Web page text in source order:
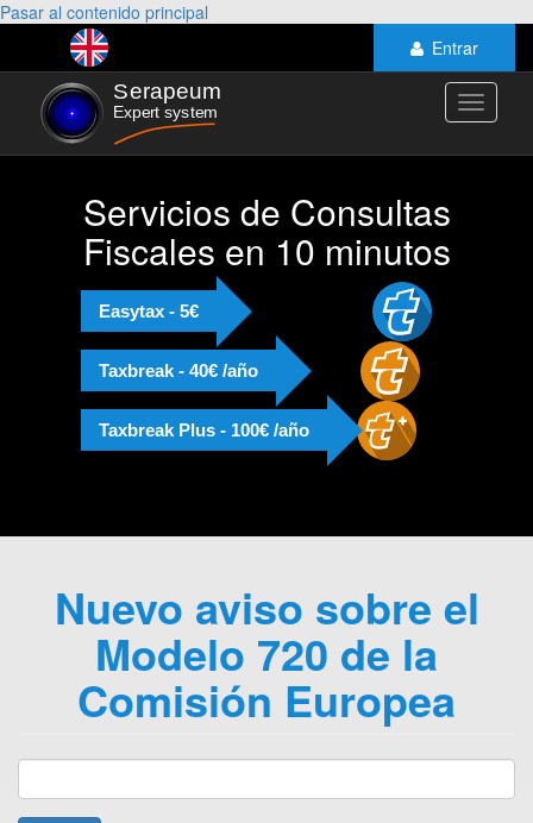
Pasar al contenido principal
Entrar
Toggle
Servicios de Consultas
Fiscales en 10 minutos
Easytax - 5€
Taxbreak - 40€ /año
Taxbreak Plus - 100€ /año
Nuevo aviso sobre el
Modelo 720 de la
Comisión Europea